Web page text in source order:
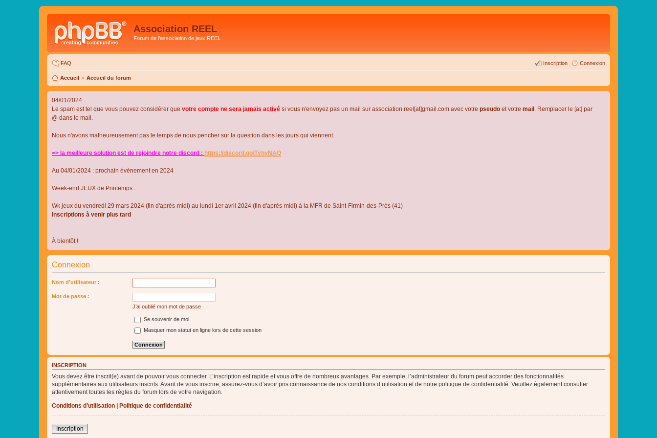
Association REEL
Forum de l'association de jeux REEL
FAQ Connexion
Inscription
Accueil Accueil du forum
04/01/2024 :
Le spam est tel que vous pouvez considérer que votre compte ne sera jamais activé si vous n'envoyez pas un mail sur association.reel[at]gmail.com avec votre pseudo et votre mail . Remplacer le [at] par
@ dans le mail.
Nous n'avons malheureusement pas le temps de nous pencher sur la question dans les jours qui viennent.
=> la meilleure solution est de rejoindre notre discord : https://discord.gg/TvhyNAQ
Au 04/01/2024 : prochain évènement en 2024
Week-end JEUX de Printemps :
Wk jeux du vendredi 29 mars 2024 (fin d'après-midi) au lundi 1er avril 2024 (fin d'après-midi) à la MFR de Saint-Firmin-des-Près (41)
Inscriptions à venir plus tard
À bientôt !
Connexion
Nom d’utilisateur :
Mot de passe :
J’ai oublié mon mot de passe
Se souvenir de moi
Masquer mon statut en ligne lors de cette session
INSCRIPTION
Vous devez être inscrit(e) avant de pouvoir vous connecter. L’inscription est rapide et vous offre de nombreux avantages. Par exemple, l’administrateur du forum peut accorder des fonctionnalités
supplémentaires aux utilisateurs inscrits. Avant de vous inscrire, assurez-vous d’avoir pris connaissance de nos conditions d’utilisation et de notre politique de confidentialité. Veuillez également consulter
attentivement toutes les règles du forum lors de votre navigation.
Conditions d’utilisation
Politique de confidentialité
Inscription